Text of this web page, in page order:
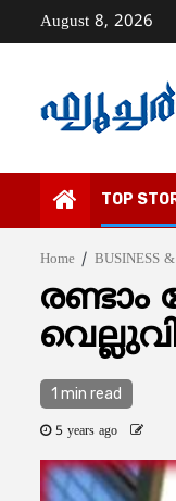
August 8, 2026
TOP
Home BUSINESS
1 min read
5 years ago